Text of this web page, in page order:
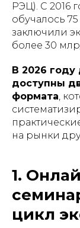
РЭЦ). С 2016
обучалось
заключили
более 30
В 2026 году
доступны
формата,
на рынки
1.
цикл